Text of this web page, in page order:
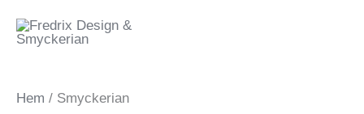
Hem / Smyckerian